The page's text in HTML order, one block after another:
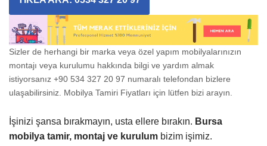
Sizler de herhangi bir marka veya özel yapım mobilyalarınızın
montajı veya kurulumu hakkında bilgi ve yardım almak
istiyorsanız +90 534 327 20 97 numaralı telefondan bizlere
ulaşabilirsiniz. Mobilya Tamiri Fiyatları için lütfen bizi arayın.
İşinizi şansa bırakmayın, usta ellere bırakın. Bursa
mobilya tamir, montaj ve kurulum bizim işimiz.